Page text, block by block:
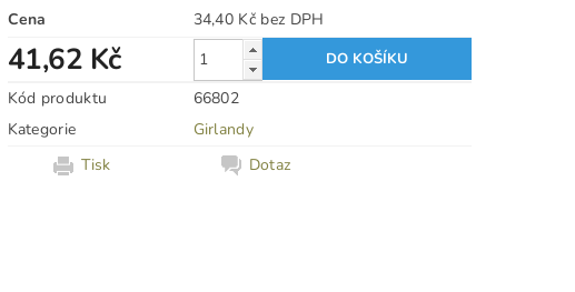
Cena 34,40 Kč bez DPH
41,62 Kč
Kód produktu
66802
Kategorie
Girlandy
Tisk
Dotaz